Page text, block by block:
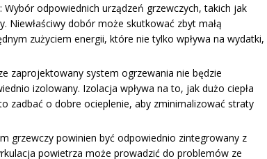
: Wybór odpowiednich urządzeń grzewczych, takich jak
Niewłaściwy dobór może skutkować zbyt małą
zużyciem energii, które nie tylko wpływa na wydatki,
zaprojektowany system ogrzewania nie będzie
izolowany. Izolacja wpływa na to, jak dużo ciepła
zadbać o dobre ocieplenie, aby zminimalizować straty
grzewczy powinien być odpowiednio zintegrowany z
powietrza może prowadzić do problemów ze